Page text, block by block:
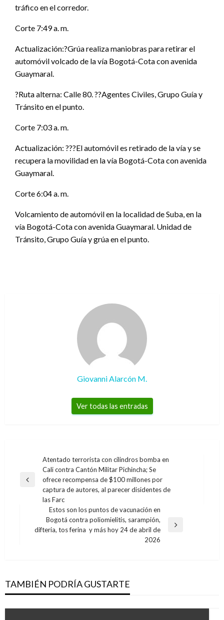
tráfico en el corredor.
Corte 7:49 a. m.
Actualización:?Grúa realiza maniobras para retirar el
automóvil volcado de la vía Bogotá-Cota con avenida
Guaymaral.
?Ruta alterna: Calle 80. ??Agentes Civiles, Grupo Guía y
Tránsito en el punto.
Corte 7:03 a. m.
Actualización: ???El automóvil es retirado de la vía y se
recupera la movilidad en la vía Bogotá-Cota con avenida
Guaymaral.
Corte 6:04 a. m.
Volcamiento de automóvil en la localidad de Suba, en la
vía Bogotá-Cota con avenida Guaymaral. Unidad de
Tránsito, Grupo Guía y grúa en el punto.
Giovanni Alarcón M.
Ver todas las entradas
Navegación
de
entradas
Entrada
Atentado terrorista con cilindros bomba en
Cali contra Cantón Militar Pichincha; Se
ofrece recompensa de $100 millones por
captura de autores, al parecer disidentes de
las Farc
Entrada
Estos son los puntos de vacunación en
Bogotá contra poliomielitis, sarampión,
difteria, tos ferina y más hoy 24 de abril de
2026
TAMBIÉN PODRÍA GUSTARTE